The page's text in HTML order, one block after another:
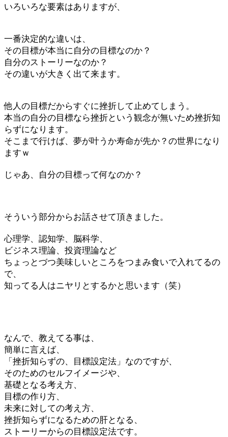
いろいろな要素はありますが、
一番決定的な違いは、
その目標が本当に自分の目標なのか？
自分のストーリーなのか？
その違いが大きく出て来ます。
他人の目標だからすぐに挫折して止めてしまう。
本当の自分の目標なら挫折という観念が無いため挫折知
らずになります。
そこまで行けば、夢が叶うか寿命が先か？の世界になり
ますｗ
じゃあ、自分の目標って何なのか？
そういう部分からお話させて頂きました。
心理学、認知学、脳科学、
ビジネス理論、投資理論など
ちょっとづつ美味しいところをつまみ食いで入れてるの
で、
知ってる人はニヤリとするかと思います（笑）
なんで、教えてる事は、
簡単に言えば、
「挫折知らずの、目標設定法」なのですが、
そのためのセルフイメージや、
基礎となる考え方、
目標の作り方、
未来に対しての考え方、
挫折知らずになるための肝となる、
ストーリーからの目標設定法です。